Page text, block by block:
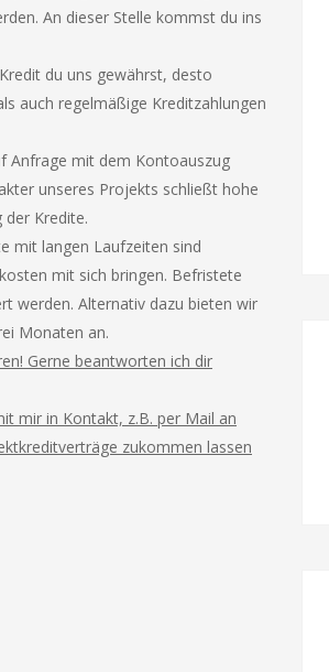
An dieser Stelle kommst du ins
du uns gewährst, desto
auch regelmäßige Kreditzahlungen
Anfrage mit dem Kontoauszug
unseres Projekts schließt hohe
der Kredite.
mit langen Laufzeiten sind
mit sich bringen. Befristete
werden. Alternativ dazu bieten wir
Monaten an.
Gerne beantworten ich dir
mir in Kontakt, z.B. per Mail an
zukommen lassen